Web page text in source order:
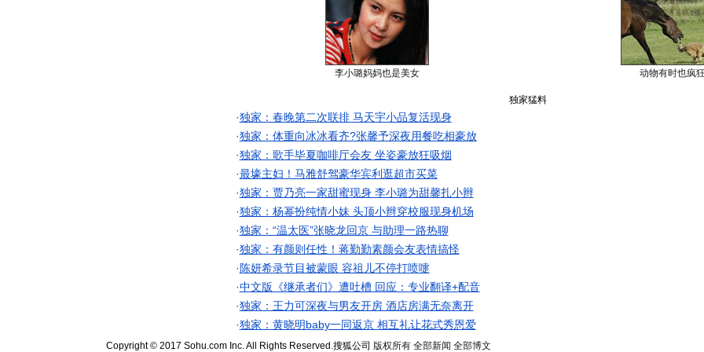
李小璐妈妈也是美女 动物有时也疯
独家猛料
·独家：春晚第二次联排 马天宇小品复活现身
·独家：体重向冰冰看齐?张馨予深夜用餐吃相豪放
·独家：歌手毕夏咖啡厅会友 坐姿豪放狂吸烟
·最壕主妇！马雅舒驾豪华宾利逛超市买菜
·独家：贾乃亮一家甜蜜现身 李小璐为甜馨扎小辫
·独家：杨幂扮纯情小妹 头顶小辫穿校服现身机场
·独家：“温太医”张晓龙回京 与助理一路热聊
·独家：有颜则任性！蒋勤勤素颜会友表情搞怪
· 陈妍希录节目被蒙眼 容祖儿不停打喷嚏
·中文版《继承者们》遭吐槽 回应：专业翻译+配音
·独家：王力可深夜与男友开房 酒店房满无奈离开
·独家：黄晓明baby一同返京 相互礼让花式秀恩爱
Copyright © 2017 Sohu.com Inc. All Rights Reserved.搜狐公司 版权所有 全部新闻 全部博文